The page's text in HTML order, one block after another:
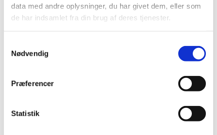
data med andre oplysninger, du har givet dem, eller som
de har indsamlet fra din brug af deres tjenester.
Nødvendig
Præferencer
Statistik